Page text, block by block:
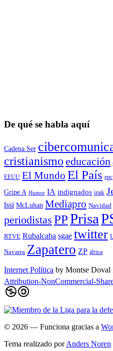
De qué se habla aquí
Cadena Ser
cristianismo educación
EEUU El Mundo El País epc
Gripe A Humor IA indignados irak
lssi McLuhan Mediapro Navidad
periodistas PPPrisa
RTVE Rubalcaba sgae twitter
Navarra Zapatero ZP áfrica
Internet Política by Montse Doval
Attribution-NonCommercial-
© 2026 — Funciona gracias a
Tema realizado porAnders Noren